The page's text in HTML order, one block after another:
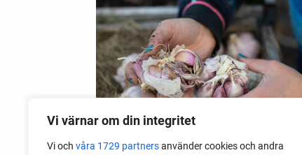
Vi värnar om din integritet
Vi och våra 1729 partnersanvänder cookies och andra